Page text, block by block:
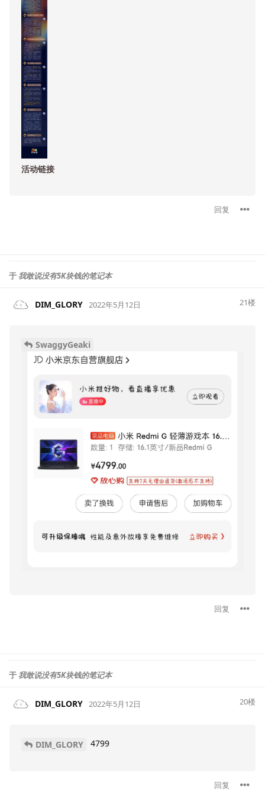
活动链接
回复
于我敢说没有5K块钱的笔记本
DIM_GLORY 2022年5月12日 21楼
SwaggyGeaki
回复
于我敢说没有5K块钱的笔记本
DIM_GLORY 2022年5月12日 20楼
DIM_GLORY 4799
回复